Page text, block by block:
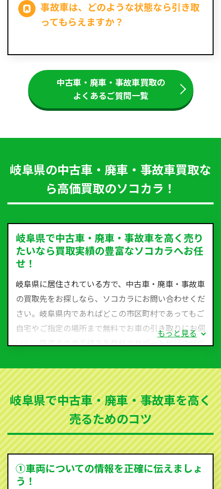
事故車は、どのような状態なら引き取
ってもらえますか？
中古車・廃車・事故車買取の
よくあるご質問一覧
岐阜県の中古車・廃車・事故車買取な
ら高価買取のソコカラ！
岐阜県で中古車・廃車・事故車を高く売り
たいなら買取実績の豊富なソコカラへお任
せ！
岐阜県に居住されている方で、中古車・廃車・事故車
の買取先をお探しなら、ソコカラにお問い合わせくだ
さい。岐阜県内であればどこの市区町村であってもご
自宅やご指定の場所まで無料でお車の引き取りにお伺
いし、廃車までの手続きを無料でサポート代行させて
など動かない車、水害車、不動車、乗らなくなってし
まった車、車検が切れて動かすことができない車でも
買取可能です。
ソコカラは世界１１０か国に独自の販売ネットワーク
を持ち、国内に自社物流網、自社ヤードをもっている
ため、中間マージンがかかりません。だから高価買取
を実現し、お客様に利益を還元することができるので
す。
もっと見る
岐阜県で中古車・廃車・事故車を高く
売るためのコツ
①車両についての情報を正確に伝えましょ
う！